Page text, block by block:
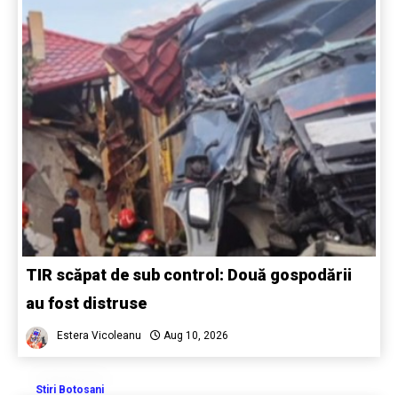
TIR scăpat de sub control: Două gospodării
au fost distruse
Estera Vicoleanu Aug 10, 2026
Stiri Botosani